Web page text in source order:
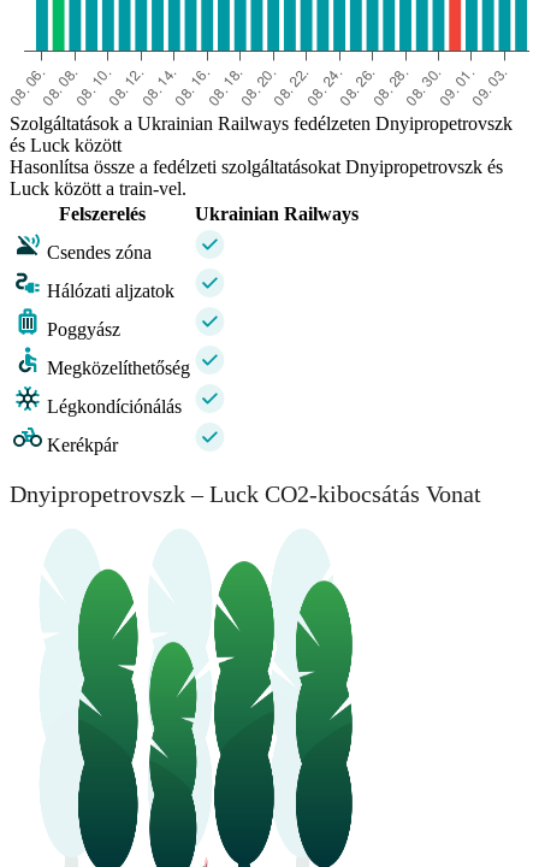
Szolgáltatások a Ukrainian Railways fedélzeten Dnyipropetrovszk
és Luck között
Hasonlítsa össze a fedélzeti szolgáltatásokat Dnyipropetrovszk és
Luck között a train-vel.
Felszerelés
Ukrainian Railways
Csendes zóna
Hálózati aljzatok
Poggyász
Megközelíthetőség
Légkondíciónálás
Kerékpár
Dnyipropetrovszk – Luck CO2-kibocsátás Vonat